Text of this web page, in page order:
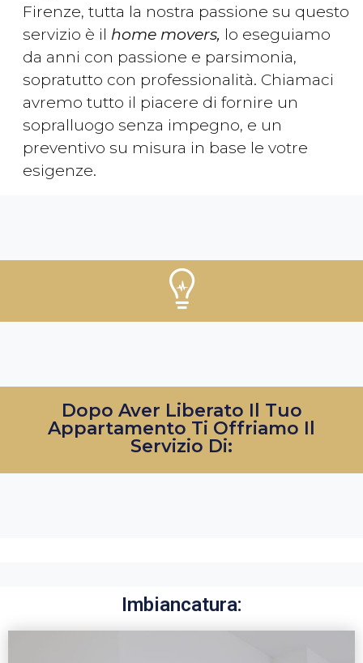
Firenze, tutta la nostra passione su questo
servizio è il home movers, lo eseguiamo
da anni con passione e parsimonia,
sopratutto con professionalità. Chiamaci
avremo tutto il piacere di fornire un
sopralluogo senza impegno, e un
preventivo su misura in base le votre
esigenze.
Dopo Aver Liberato Il Tuo
Appartamento Ti Offriamo Il
Servizio Di:
Imbiancatura: